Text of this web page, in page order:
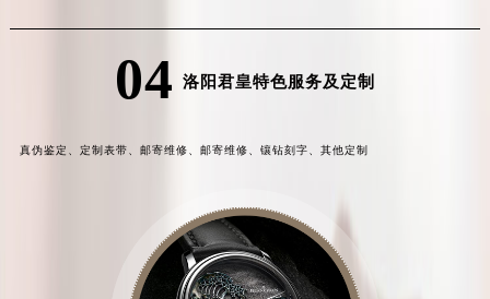
04 洛阳君皇特色服务及定制
真伪鉴定、 定制表带、 邮寄维修、 邮寄维修、 镶钻刻字、 其他定制